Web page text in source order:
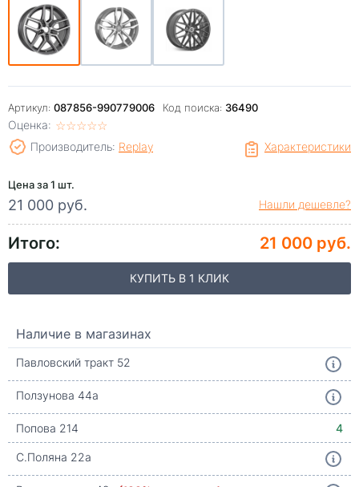
Артикул: 087856-990779006 Код поиска: 36490
Оценка: ☆☆☆☆☆
★★★★★
Характеристики
Производитель: Replay
Цена за 1 шт.
21 000 руб. Нашли дешевле?
Итого: 21 000 руб.
КУПИТЬ В 1 КЛИК
Наличие в магазинах
Павловский тракт 52
Ползунова 44а
Попова 214
4
С.Поляна 22а